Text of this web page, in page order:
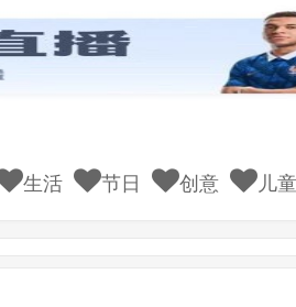
生活 节日 创意 儿童